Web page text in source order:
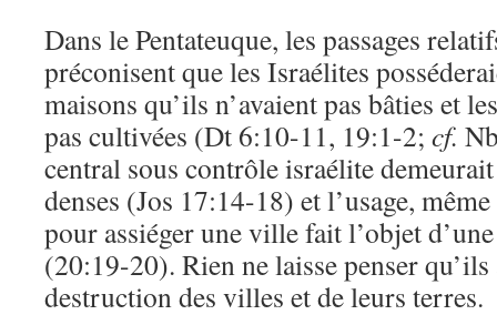
Dans le Pentateuque, les passages
préconisent que les Israélites
maisons qu’ils n’avaient pas bâties et
pas cultivées (Dt 6:10-11, 19:1-2; cf.
central sous contrôle israélite
denses (Jos 17:14-18) et l’usage,
pour assiéger une ville fait l’objet
(20:19-20). Rien ne laisse penser
destruction des villes et de leurs terres.